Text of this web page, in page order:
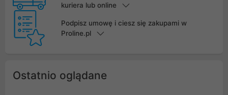
kuriera lub online
Podpisz umowę i ciesz się zakupami w
Proline.pl
Ostatnio oglądane